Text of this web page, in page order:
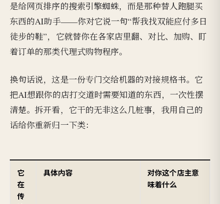
是给网页排序的搜索引擎蜘蛛，而是那种替人跑腿买
东西的AI助手——你对它说一句“帮我找双能应付多日
徒步的鞋”，它就替你在各家店里翻、对比、加购、盯
着订单的那类代理式购物程序。
换句话说，这是一份专门交给机器的对接规格书。它
把AI想跟你的店打交道时需要知道的东西，一次性摆
清楚。拆开看，它干的无非这么几桩事，我用自己的
话给你重新归一下类：
它
在
传
具体内容
对你这个店主意
味着什么